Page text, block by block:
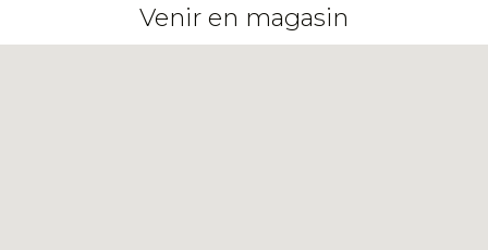
Venir en magasin